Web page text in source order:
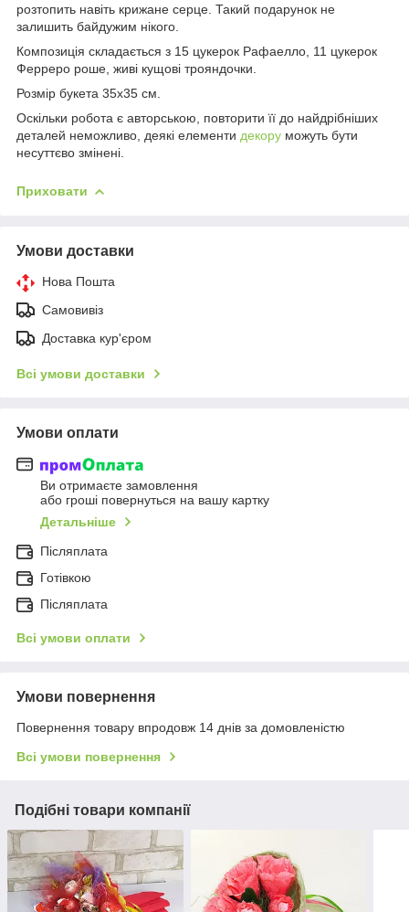
розтопить навіть крижане серце. Такий подарунок не
залишить байдужим нікого.
Композиція складається з 15 цукерок Рафаелло, 11 цукерок
Ферреро роше, живі кущові трояндочки.
Розмір букета 35х35 см.
Оскільки робота є авторською, повторити її до найдрібніших
деталей неможливо, деякі елементи декору можуть бути
несуттєво змінені.
Приховати
Умови доставки
Нова Пошта
Самовивіз
Доставка кур'єром
Всі умови доставки
Умови оплати
Ви отримаєте замовлення
або гроші повернуться на вашу картку
Детальніше
Післяплата
Готівкою
Післяплата
Всі умови оплати
Умови повернення
Повернення товару впродовж 14 днів за домовленістю
Всі умови повернення
Подібні товари компанії